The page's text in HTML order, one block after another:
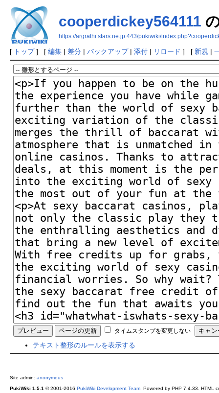
cooperdickey564111
https://argrathi.stars.ne.jp:443/pukiwiki/
[ トップ] [ 編集| 差分| バックアップ| 添付| リロード ] [ 新規 |
タイムスタンプを変更しない
テキスト整形のルールを表示する
Site admin: anonymous
PukiWiki 1.5.1 © 2001-2016 PukiWiki Development Team. Powered by PHP 7.4.33. HTML